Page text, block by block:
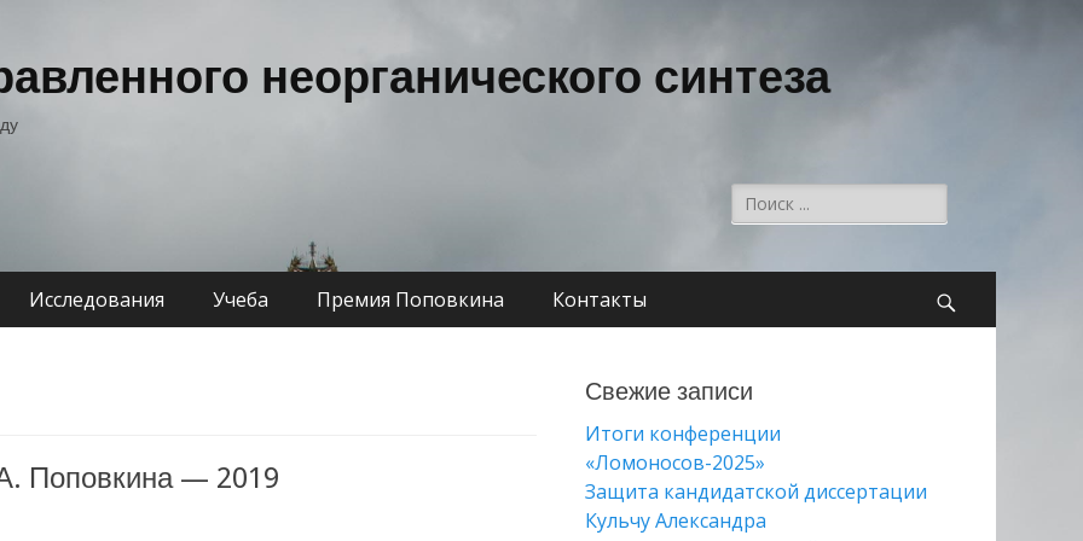
неорганического синтеза
Поиск:
Исследования Учеба Премия Поповкина Контакты
Поповкина — 2019
Свежие записи
Итоги конференции
«Ломоносов-2025»
Защита кандидатской диссертации
Кульчу Александра